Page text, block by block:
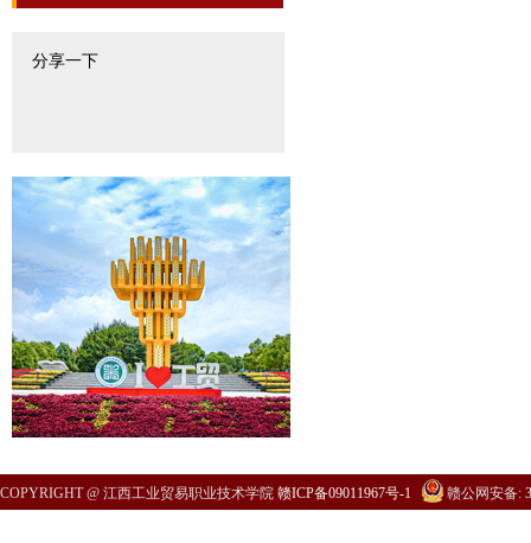
分享一下
COPYRIGHT @ 江西工业贸易职业技术学院 赣ICP备09011967号-1 赣公网安备: